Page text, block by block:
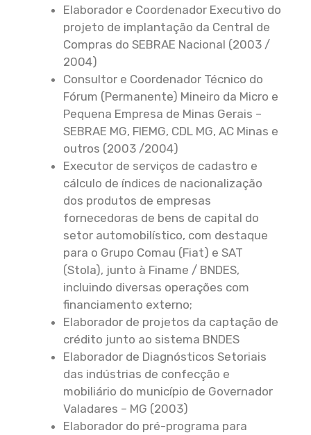
Elaborador e Coordenador Executivo do
projeto de implantação da Central de
Compras do SEBRAE Nacional (2003 /
2004)
Consultor e Coordenador Técnico do
Fórum (Permanente) Mineiro da Micro e
Pequena Empresa de Minas Gerais –
SEBRAE MG, FIEMG, CDL MG, AC Minas e
outros (2003 /2004)
Executor de serviços de cadastro e
cálculo de índices de nacionalização
dos produtos de empresas
fornecedoras de bens de capital do
setor automobilístico, com destaque
para o Grupo Comau (Fiat) e SAT
(Stola), junto à Finame / BNDES,
incluindo diversas operações com
financiamento externo;
Elaborador de projetos da captação de
crédito junto ao sistema BNDES
Elaborador de Diagnósticos Setoriais
das indústrias de confecção e
mobiliário do município de Governador
Valadares – MG (2003)
Elaborador do pré-programa para